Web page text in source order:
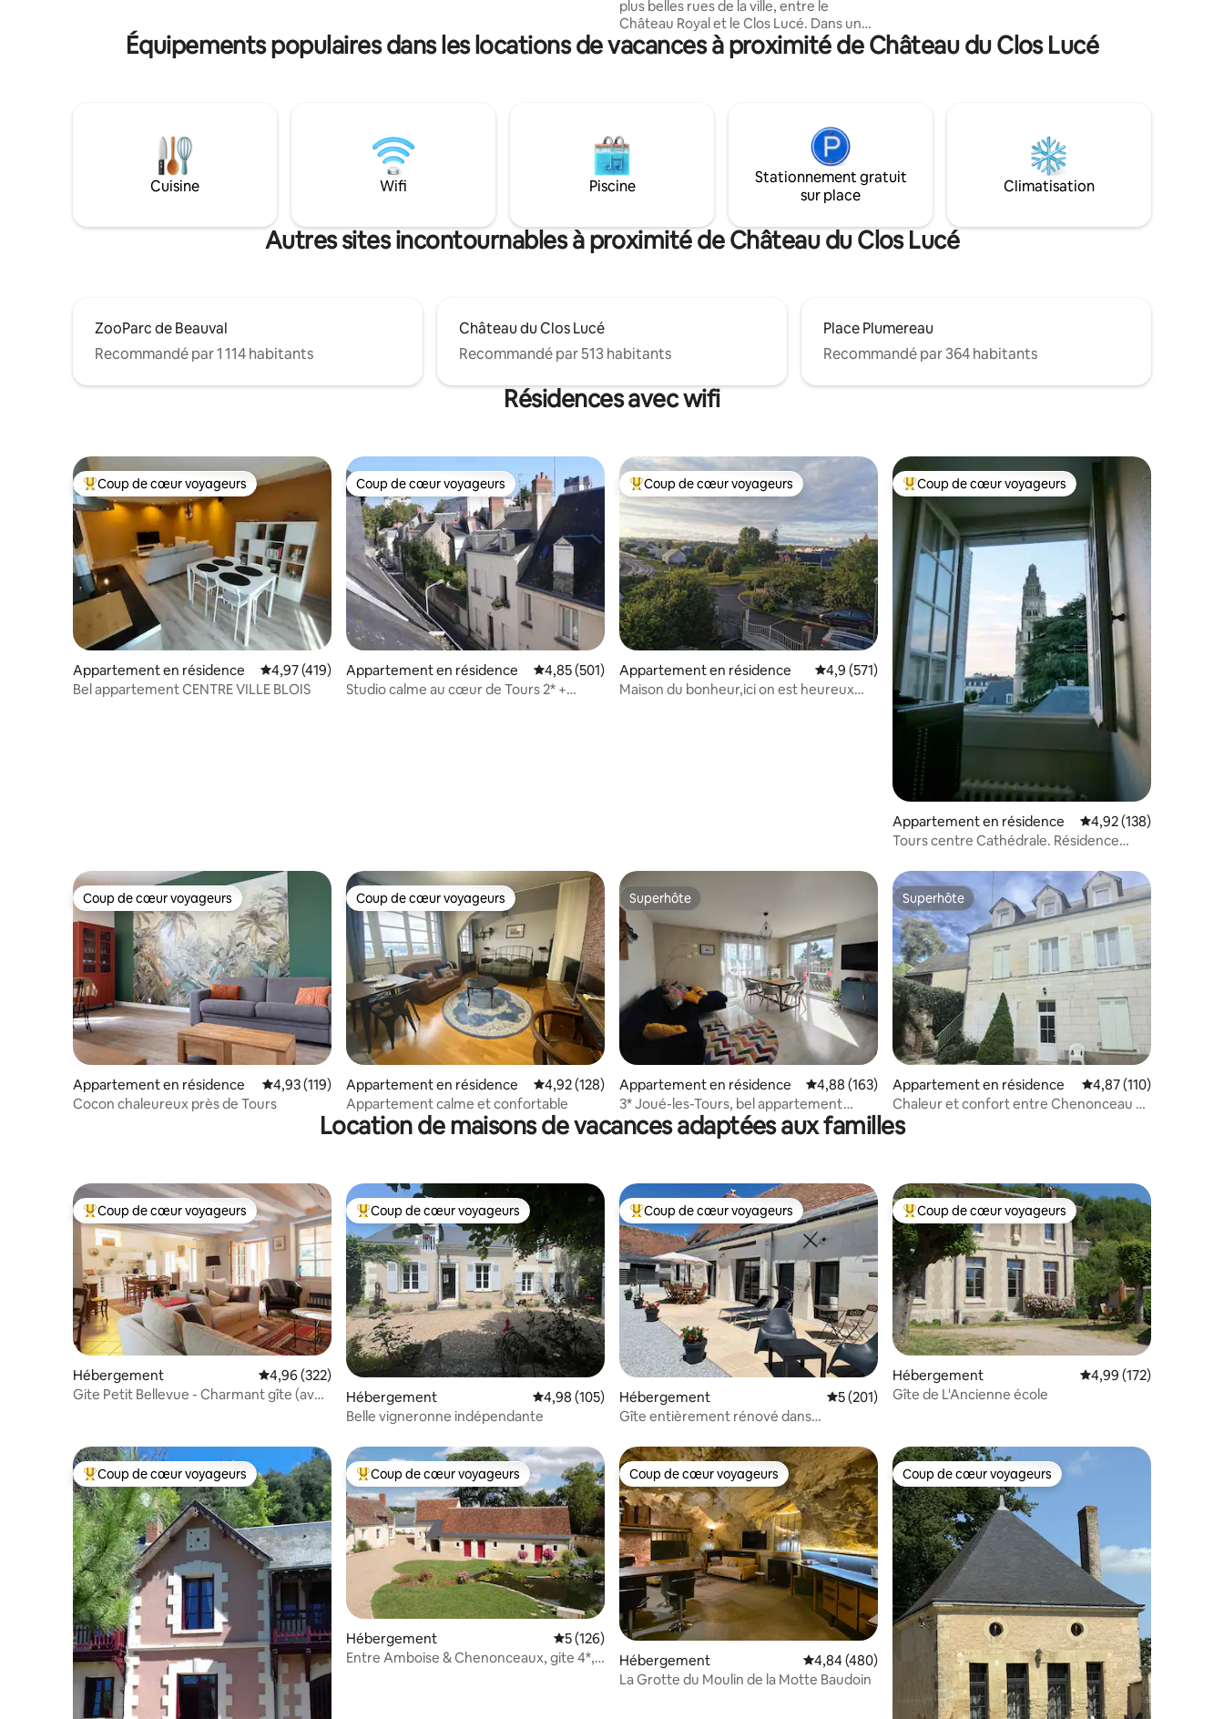
expérience unique. Le manoir
idéalement situé aux portes de Tours et
mars à août et le feu de bois en hiver
vous raviront.
privilégié. Dînez en terrasse et profitez
des magnifiques couchers de soleil sur la
son célèbre marché.
plus belles rues de la ville, entre le
Château Royal et le Clos Lucé. Dans un
environnement calme et privilégié, la
maison offre 3 chambres climatisées,
fait à pied : monuments, restaurants,
commerces et promenades ligériennes.
L'adresse idéale pour profiter du Val de
Loire en famille ou entre amis.
température constante de la roche vous
offrira la fraîcheur en été (n’oubliez pas
Équipements populaires dans les locations de vacances à proximité de Château du Clos Lucé
Cuisine Wifi Piscine
Stationnement gratuit
sur place
Climatisation
Autres sites incontournables à proximité de Château du Clos Lucé
ZooParc de Beauval
Recommandé par 1 114 habitants
Château du Clos Lucé
Recommandé par 513 habitants
Place Plumereau
Recommandé par 364 habitants
Résidences avec wifi
Coups de cœur voyageurs les plus appréciés
Coup de cœur voyageurs
Appartement en résidence Évaluation moyenne sur la base de 419 commentaires : 4,97 sur 5
4,97 (419)
Bel appartement CENTRE VILLE BLOIS
Coup de cœur voyageurs
Coup de cœur voyageurs
Appartement en résidence Évaluation moyenne sur la base de 501 commentaires : 4,85 sur 5
4,85 (501)
Studio calme au cœur de Tours 2* +
Coups de cœur voyageurs les plus appréciés
Coup de cœur voyageurs
Appartement en résidence Évaluation moyenne sur la base de 571 commentaires : 4,9 sur 5
4,9 (571)
Maison du bonheur,ici on est heureux
Coups de cœur voyageurs les plus appréciés
Coup de cœur voyageurs
Appartement en résidence Évaluation moyenne
4,92 (138)
Tours centre Cathédrale. Résidence
Coup de cœur voyageurs
Coup de cœur voyageurs
Appartement en résidence Évaluation moyenne sur la base de 119 commentaires : 4,93 sur 5
4,93 (119)
Cocon chaleureux près de Tours
Coup de cœur voyageurs
Coup de cœur voyageurs
Appartement en résidence Évaluation moyenne sur la base de 128 commentaires : 4,92 sur 5
4,92 (128)
Appartement calme et confortable
Superhôte
Superhôte
Appartement en résidence Évaluation moyenne sur la base de 163 commentaires : 4,88 sur 5
4,88 (163)
3* Joué-les-Tours, bel appartement
lumineux classé
Superhôte
Superhôte
Appartement en résidence Évaluation moyenne
4,87 (110)
Chaleur et confort entre Chenonceau et
Beauval
Location de maisons de vacances adaptées aux familles
Coups de cœur voyageurs les plus appréciés
Coup de cœur voyageurs
Hébergement Évaluation moyenne sur la base de 322 commentaires : 4,96 sur 5
4,96 (322)
Gite Petit Bellevue - Charmant gîte (avec
Coups de cœur voyageurs les plus appréciés
Coup de cœur voyageurs
Hébergement Évaluation moyenne sur la base de 105 commentaires : 4,98 sur 5
4,98 (105)
Belle vigneronne indépendante
Coups de cœur voyageurs les plus appréciés
Coup de cœur voyageurs
Hébergement Évaluation moyenne sur la base de 201 commentaires : 5 sur 5
5 (201)
Gîte entièrement rénové dans
Coups de cœur voyageurs les plus appréciés
Coup de cœur voyageurs
Hébergement Évaluation moyenne
4,99 (172)
Gîte de L'Ancienne école
Coups de cœur voyageurs les plus appréciés
Coup de cœur voyageurs Coups de cœur voyageurs les plus appréciés
Coup de cœur voyageurs
Hébergement Évaluation moyenne sur la base de 126 commentaires : 5 sur 5
5 (126)
Entre Amboise & Chenonceaux, gite 4*,
Coup de cœur voyageurs
Coup de cœur voyageurs
Hébergement Évaluation moyenne sur la base de 480 commentaires : 4,84 sur 5
4,84 (480)
La Grotte du Moulin de la Motte Baudoin
Coup de cœur voyageurs
Coup de cœur voyageurs